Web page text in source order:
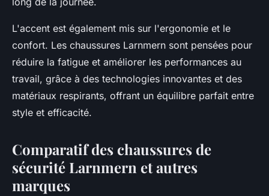
L'accent est également mis sur l'ergonomie et le
confort. Les chaussures Larnmern sont pensées pour
réduire la fatigue et améliorer les performances au
travail, grâce à des technologies innovantes et des
matériaux respirants, offrant un équilibre parfait entre
style et efficacité.
Comparatif des chaussures de
sécurité Larnmern et autres
marques